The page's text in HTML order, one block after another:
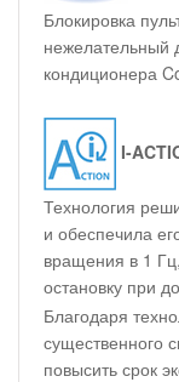
Блокировка
нежелательный
кондиционера
I-
Технология
и обеспечила
вращения в 1
остановку при
Благодаря
существенного
повысить срок